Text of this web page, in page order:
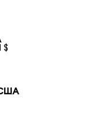
$
США